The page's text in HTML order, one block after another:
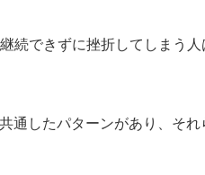
続できずに挫折してしまう人
通したパターンがあり、そ